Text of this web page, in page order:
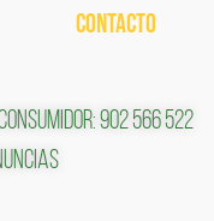
CONTACTO
902 566 522